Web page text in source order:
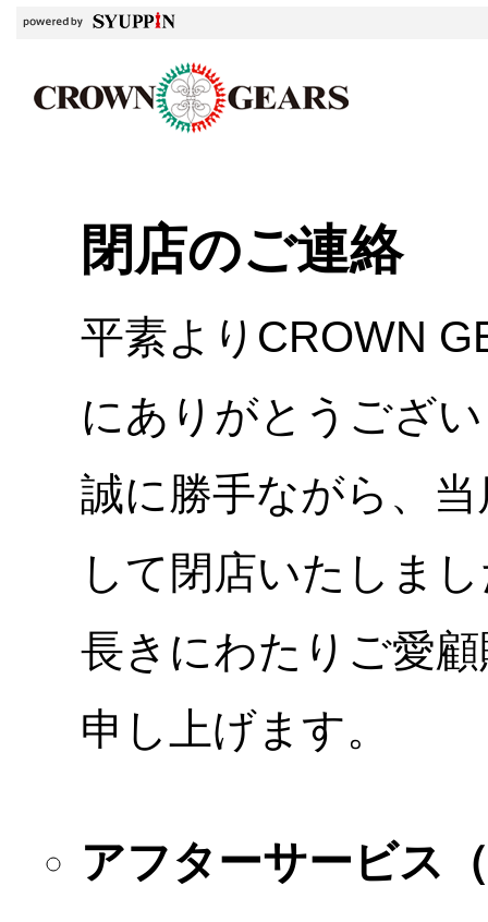
閉店のご連絡
平素よりCROWN
にありがとうござ
誠に勝手ながら、
して閉店いたしま
長きにわたりご愛
申し上げます。
アフターサービス